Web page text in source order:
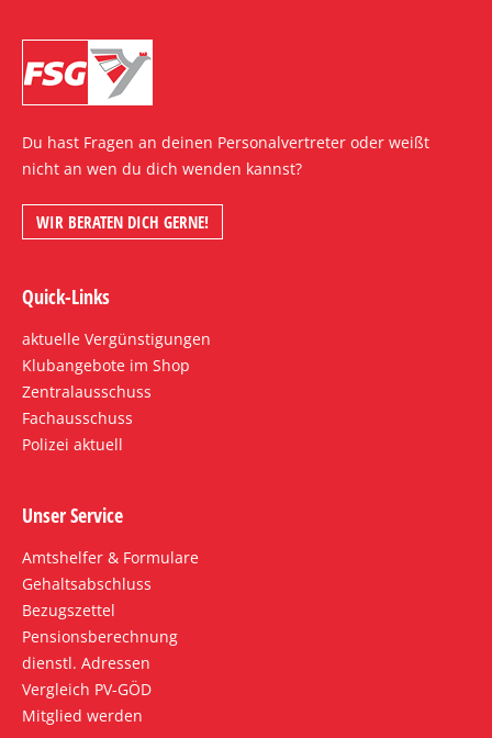
Du hast Fragen an deinen Personalvertreter oder weißt
nicht an wen du dich wenden kannst?
WIR BERATEN DICH GERNE!
Quick-Links
aktuelle Vergünstigungen
Klubangebote im Shop
Zentralausschuss
Fachausschuss
Polizei aktuell
Unser Service
Amtshelfer & Formulare
Gehaltsabschluss
Bezugszettel
Pensionsberechnung
dienstl. Adressen
Vergleich PV-GÖD
Mitglied werden